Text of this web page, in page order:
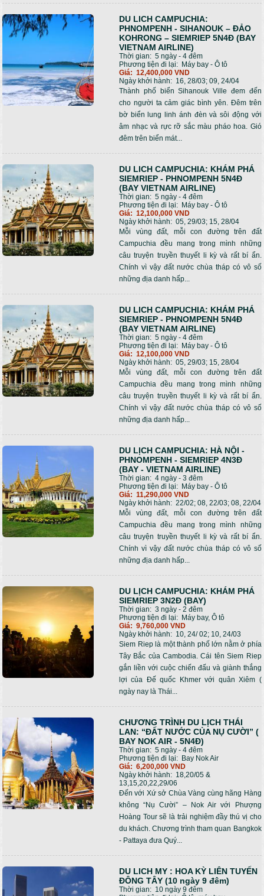
DU LICH CAMPUCHIA:
PHNOMPENH - SIHANOUK – ĐẢO
KOHRONG – SIEMRIEP 5N4Đ (BAY
VIETNAM AIRLINE)
Thời gian: 5 ngày - 4 đêm
Phương tiện đi lại: Máy bay - Ô tô
Giá: 12,400,000 VND
Ngày khởi hành: 16, 28/03; 09, 24/04
Thành phố biển Sihanouk Ville đem đến
cho người ta cảm giác bình yên. Đêm trên
bờ biển lung linh ánh đèn và sôi động với
âm nhạc và rực rỡ sắc màu pháo hoa. Gió
đêm trên biển mát...
DU LICH CAMPUCHIA: KHÁM PHÁ
SIEMRIEP - PHNOMPENH 5N4Đ
(BAY VIETNAM AIRLINE)
Thời gian: 5 ngày - 4 đêm
Phương tiện đi lại: Máy bay - Ô tô
Giá: 12,100,000 VND
Ngày khởi hành: 05, 29/03; 15, 28/04
Mỗi vùng đất, mỗi con đường trên đất
Campuchia đều mang trong mình những
câu truyện truyền thuyết li kỳ và rất bí ẩn.
Chính vì vậy đất nước chùa tháp có vô số
những địa danh hấp...
DU LICH CAMPUCHIA: KHÁM PHÁ
SIEMRIEP - PHNOMPENH 5N4Đ
(BAY VIETNAM AIRLINE)
Thời gian: 5 ngày - 4 đêm
Phương tiện đi lại: Máy bay - Ô tô
Giá: 12,100,000 VND
Ngày khởi hành: 05, 29/03; 15, 28/04
Mỗi vùng đất, mỗi con đường trên đất
Campuchia đều mang trong mình những
câu truyện truyền thuyết li kỳ và rất bí ẩn.
Chính vì vậy đất nước chùa tháp có vô số
những địa danh hấp...
DU LỊCH CAMPUCHIA: HÀ NỘI -
PHNOMPENH - SIEMRIEP 4N3Đ
(BAY - VIETNAM AIRLINE)
Thời gian: 4 ngày - 3 đêm
Phương tiện đi lại: Máy bay - Ô tô
Giá: 11,290,000 VND
Ngày khởi hành: 22/02; 08, 22/03; 08, 22/04
Mỗi vùng đất, mỗi con đường trên đất
Campuchia đều mang trong mình những
câu truyện truyền thuyết li kỳ và rất bí ẩn.
Chính vì vậy đất nước chùa tháp có vô số
những địa danh hấp...
DU LỊCH CAMPUCHIA: KHÁM PHÁ
SIEMRIEP 3N2Đ (BAY)
Thời gian: 3 ngày - 2 đêm
Phương tiện đi lại: Máy bay, Ô tô
Giá: 9,760,000 VND
Ngày khởi hành: 10, 24/ 02; 10, 24/03
Siem Riep là một thành phố lớn nằm ở phía
Tây Bắc của Cambodia. Cái tên Siem Riep
gắn liền với cuộc chiến đấu và giành thắng
lợi của Đế quốc Khmer với quân Xiêm (
ngày nay là Thái...
CHƯƠNG TRÌNH DU LỊCH THÁI
LAN: “ĐẤT NƯỚC CỦA NỤ CƯỜI” (
BAY NOK AIR - 5N4Đ)
Thời gian: 5 ngày - 4 đêm
Phương tiện đi lại: Bay Nok Air
Giá: 6,200,000 VND
Ngày khởi hành: 18,20/05 &
13,15,20,22,29/06
Đến với Xứ sở Chùa Vàng cùng hãng Hàng
không “Nụ Cười” – Nok Air với Phượng
Hoàng Tour sẽ là trải nghiệm đầy thú vị cho
du khách. Chương trình tham quan Bangkok
- Pattaya đưa Quý...
DU LICH MY : HOA KỲ LIÊN TUYẾN
ĐÔNG TÂY (10 ngày 9 đêm)
Thời gian: 10 ngày 9 đêm